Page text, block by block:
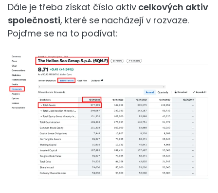
Dále je třeba získat číslo aktiv celkových aktiv
společnosti, které se nacházejí v rozvaze.
Pojďme se na to podívat: